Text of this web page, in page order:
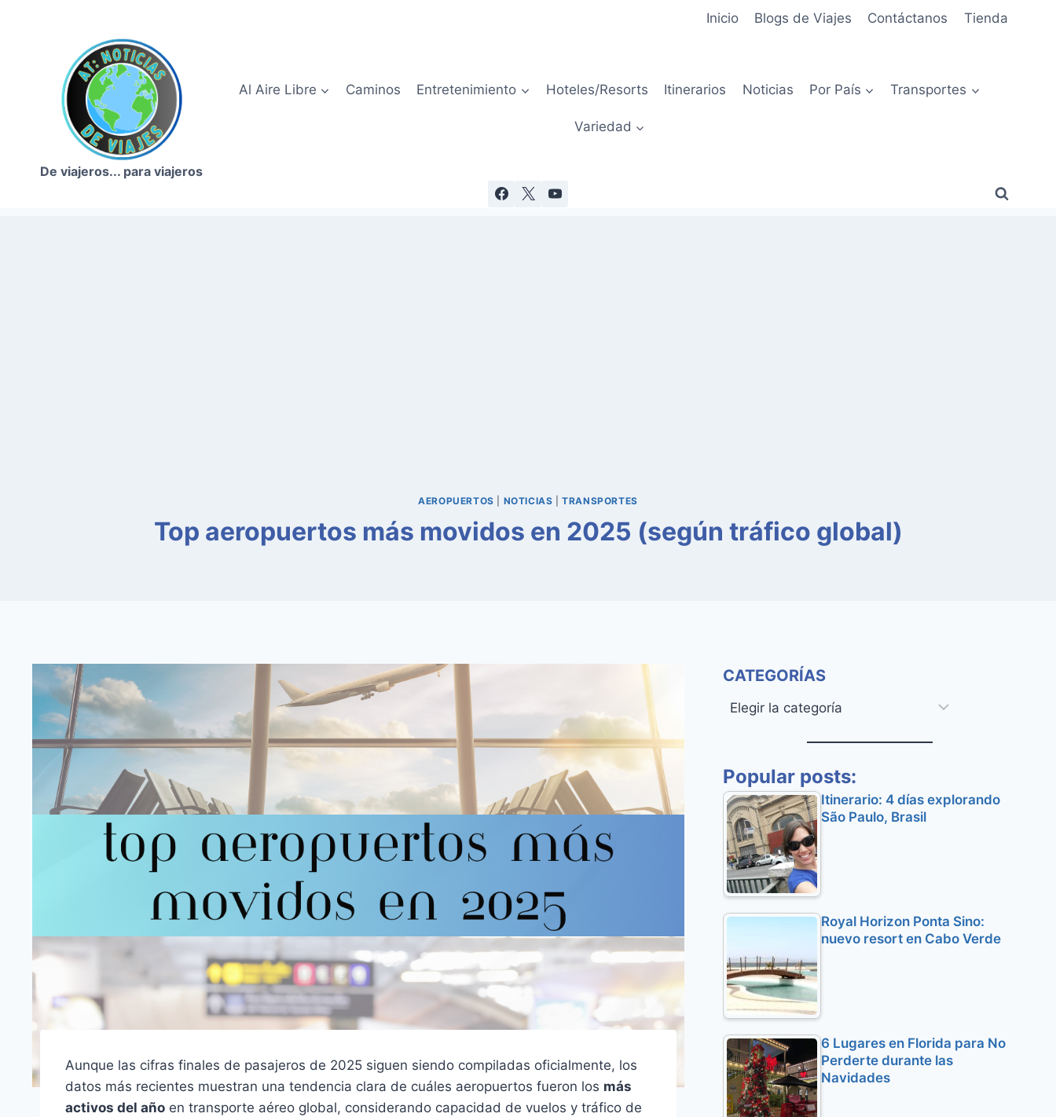
Inicio Blogs de Viajes Contáctanos Tienda
De viajeros... para viajeros
Al Aire Libre Caminos Entretenimiento Hoteles/Resorts Itinerarios Noticias Por País Transportes
Variedad
AEROPUERTOS NOTICIAS |TRANSPORTES
Top aeropuertos más movidos en 2025 (según tráfico global)
Aunque las cifras finales de pasajeros de 2025 siguen siendo compiladas oficialmente, los
datos más recientes muestran una tendencia clara de cuáles aeropuertos fueron los más
activos del año en transporte aéreo global, considerando capacidad de vuelos y tráfico de
CATEGORÍAS
Categorías
Popular posts:
Itinerario: 4 días explorando
São Paulo, Brasil
Royal Horizon Ponta Sino:
nuevo resort en Cabo Verde
6 Lugares en Florida para No
Perderte durante las
Navidades